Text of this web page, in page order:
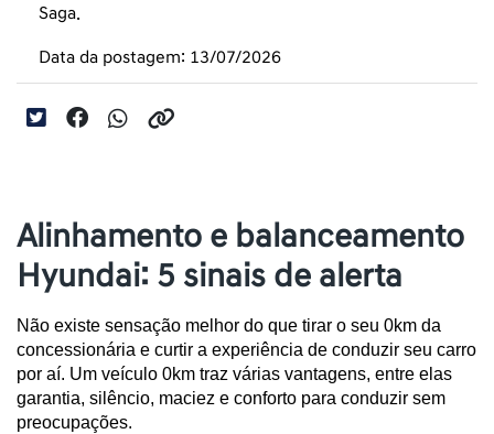
Saga.
Data da postagem: 13/07/2026
Alinhamento e balanceamento
Hyundai: 5 sinais de alerta
Não existe sensação melhor do que tirar o seu 0km da
concessionária e curtir a experiência de conduzir seu carro
por aí. Um veículo 0km traz várias vantagens, entre elas
garantia, silêncio, maciez e conforto para conduzir sem
preocupações.